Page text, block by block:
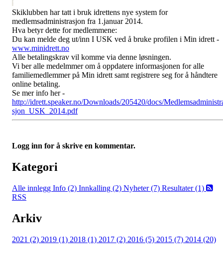
Skiklubben har tatt i bruk idrettens nye system for
medlemsadministrasjon fra 1.januar 2014.
Hva betyr dette for medlemmene:
Du kan melde deg ut/inn I USK ved å bruke profilen i Min idrett -
www.minidrett.no
Alle betalingskrav vil komme via denne løsningen.
Vi ber alle medelmmer om å oppdatere informasjonen for alle
familiemedlemmer på Min idrett samt registrere seg for å håndtere
online betaling.
Se mer info her -
http://idrett.speaker.no/Downloads/205420/docs/
sjon_USK_2014.pdf
Logg inn for å skrive en kommentar.
Kategori
Alle innlegg Info (2) Innkalling (2) Nyheter (7) Resultater (1)
RSS
Arkiv
2021 (2) 2019 (1) 2018 (1) 2017 (2) 2016 (5) 2015 (7) 2014 (20)